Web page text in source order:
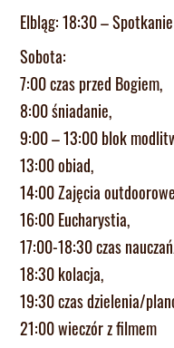
Elbląg: 18:30 –
Sobota:
7:00 czas przed Bogiem,
8:00 śniadanie,
9:00 – 13:00 blok
13:00 obiad,
14:00 Zajęcia
16:00 Eucharystia,
17:00-18:30 czas
18:30 kolacja,
19:30 czas dzielenia/
21:00 wieczór z filmem